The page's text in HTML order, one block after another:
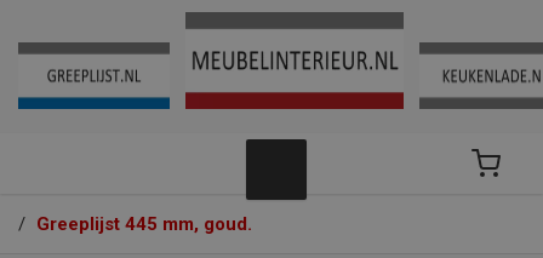
/ Greeplijst 445 mm, goud.